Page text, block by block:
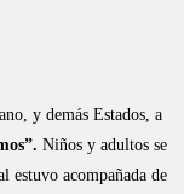
y demás Estados, a
Niños y adultos se
estuvo acompañada de